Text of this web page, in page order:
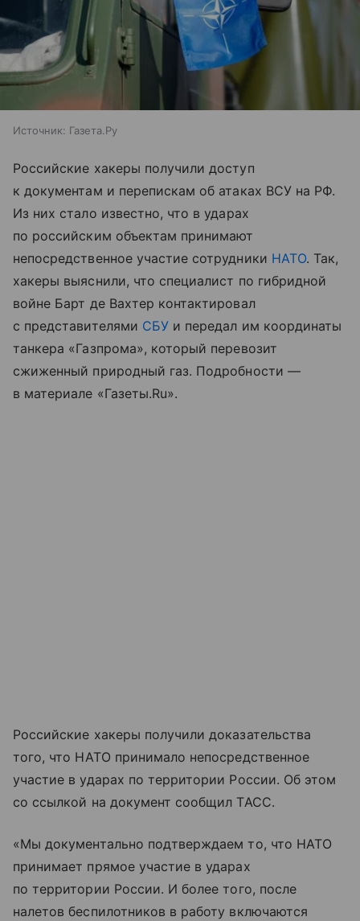
Источник: Газета.Ру
Российские хакеры получили доступ
к документам и перепискам об атаках ВСУ на РФ.
Из них стало известно, что в ударах
по российским объектам принимают
непосредственное участие сотрудники НАТО. Так,
хакеры выяснили, что специалист по гибридной
войне Барт де Вахтер контактировал
с представителями СБУ и передал им координаты
танкера «Газпрома», который перевозит
сжиженный природный газ. Подробности —
в материале «Газеты.Ru».
Российские хакеры получили доказательства
того, что НАТО принимало непосредственное
участие в ударах по территории России. Об этом
со ссылкой на документ сообщил ТАСС.
«Мы документально подтверждаем то, что НАТО
принимает прямое участие в ударах
по территории России. И более того, после
налетов беспилотников в работу включаются